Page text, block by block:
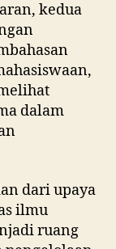
kedua
dalam
dari upaya
ilmu
ruang